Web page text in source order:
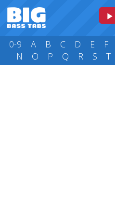
0-9 A B C D E F
N
O P Q R S T